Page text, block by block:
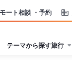
ート相談 ・予約
テーマから探す旅行